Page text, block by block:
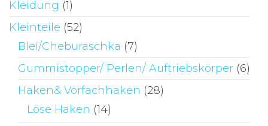
Kleidung (1)
Kleinteile (52)
Blei/Cheburaschka (7)
Gummistopper/ Perlen/ Auftriebskörper (6)
Haken& Vorfachhaken (28)
Löse Haken (14)